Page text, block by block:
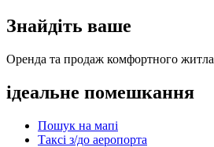
Знайдіть ваше
Оренда та продаж комфортного
ідеальне помешкання
Пошук на мапі
Таксi з/до аеропорта